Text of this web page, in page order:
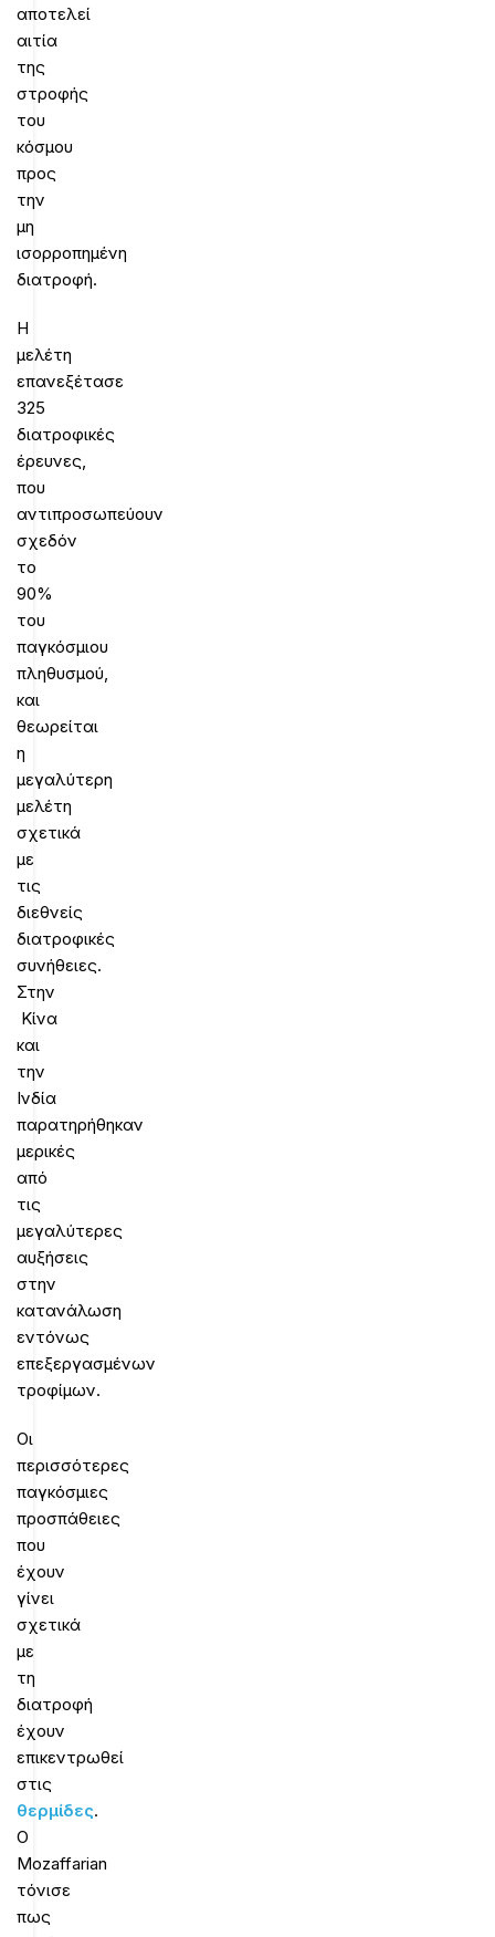
αποτελεί
αιτία
της
στροφής
του
κόσμου
προς
την
μη
ισορροπημένη
διατροφή.
Η
μελέτη
επανεξέτασε
325
διατροφικές
έρευνες,
που
αντιπροσωπεύουν
σχεδόν
το
90%
του
παγκόσμιου
πληθυσμού,
και
θεωρείται
η
μεγαλύτερη
μελέτη
σχετικά
με
τις
διεθνείς
διατροφικές
συνήθειες.
Στην
Κίνα
και
την
Ινδία
παρατηρήθηκαν
μερικές
από
τις
μεγαλύτερες
αυξήσεις
στην
κατανάλωση
εντόνως
επεξεργασμένων
τροφίμων.
Οι
περισσότερες
παγκόσμιες
προσπάθειες
που
έχουν
γίνει
σχετικά
με
τη
διατροφή
έχουν
επικεντρωθεί
στις
θερμίδες.
Ο
Mozaffarian
τόνισε
πως